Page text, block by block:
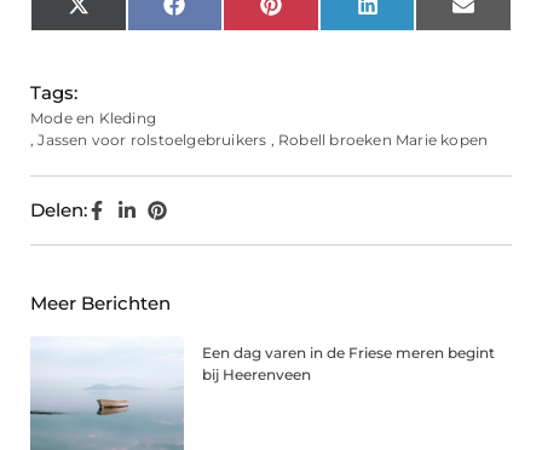
X
(Twitter)
FacebookPinterest LinkedIn Email
Tags:
Mode en Kleding
,Jassen voor rolstoelgebruikers , Robell broeken Marie kopen
Delen:
Meer Berichten
Een dag varen in de Friese meren begint
bij Heerenveen